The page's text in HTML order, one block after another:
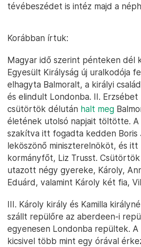
tévébeszédet is intéz majd a
Korábban írtuk:
Magyar idő szerint pénteken dél
Egyesült Királyság új uralkodója
elhagyta Balmoralt, a királyi
és elindult Londonba. II. Erzsébet
csütörtök délután halt meg
életének utolsó napjait töltötte. A
szakítva itt fogadta kedden Boris
leköszönő miniszterelnököt, és itt
kormányfőt, Liz Trusst.
utazott négy gyereke, Károly,
Eduárd, valamint Károly két fia,
III. Károly király és Kamilla
szállt repülőre az aberdeen-i
egyenesen Londonba repültek. A
kicsivel több mint egy órával